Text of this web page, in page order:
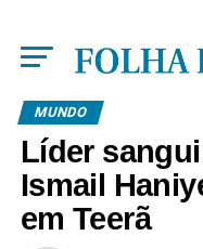
MUNDO
Líder
Ismail
em Teerã